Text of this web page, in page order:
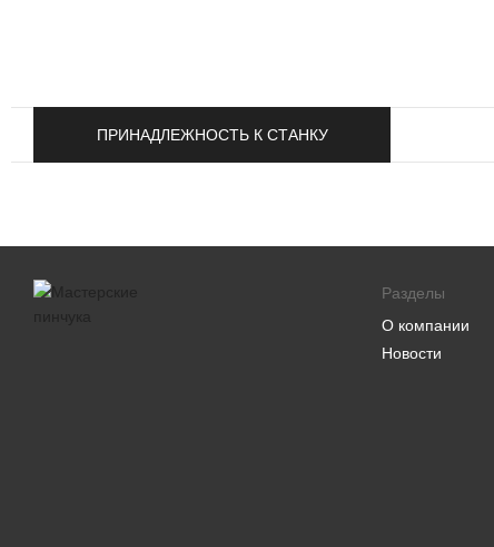
ПРИНАДЛЕЖНОСТЬ К СТАНКУ
Разделы
О компании
Новости